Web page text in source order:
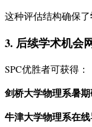
这种评估结构确保了
3. 后续学术机会
SPC优胜者可获得：
剑桥大学物理系暑
牛津大学物理系在